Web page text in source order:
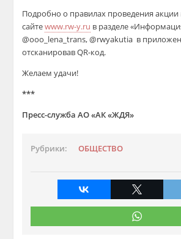
Подробно о правилах проведения
сайтеwww.rw-y.ru в разделе
@ooo_lena_trans, @rwyakutia в
отсканировав QR-код.
Желаем удачи!
***
Пресс-служба АО «АК «ЖДЯ»
Рубрики: ОБЩЕСТВО